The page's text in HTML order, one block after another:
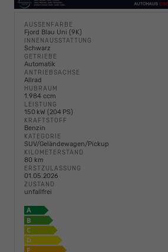
AUSSENFARBE
Fjord Blau Uni (9K)
INNENAUSSTATTUNG
Schwarz
GETRIEBE
Automatik
ANTRIEBSACHSE
Allrad
HUBRAUM
1.984 ccm
LEISTUNG
150 kW (204 PS)
KRAFTSTOFF
Benzin
KATEGORIE
SUV/Geländewagen/Pickup
KILOMETERSTAND
80 km
ERSTZULASSUNG
01.05.2026
ZUSTAND
unfallfrei